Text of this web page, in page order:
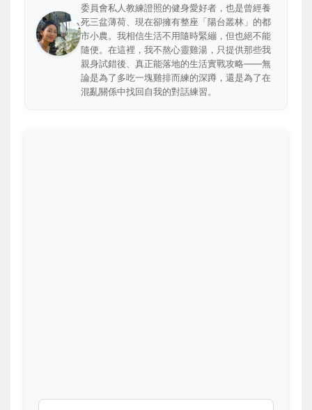
委員會私人教練證照的健身愛好者，也是曾經養
死三盆薄荷、現在卻擁有整座「陽台叢林」的都
市小農。我相信生活不用隨時緊繃，但也絕不能
隨便。在這裡，我不熬心靈雞湯，只提供那些我
親身試錯後、真正能落地的生活實戰攻略——無
論是為了多吃一塊雞排而練的深蹲，還是為了在
混亂關係中找回自我的對話練習。